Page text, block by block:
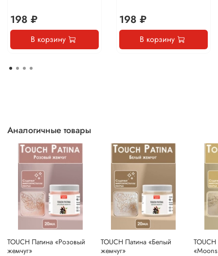
198 ₽
В корзину
198 ₽
В корзину
Аналогичные товары
TOUCH Патина «Розовый
жемчуг»
TOUCH Патина «Белый
жемчуг»